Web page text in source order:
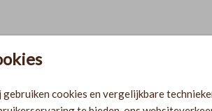
gebruiken cookies en vergelijkbare